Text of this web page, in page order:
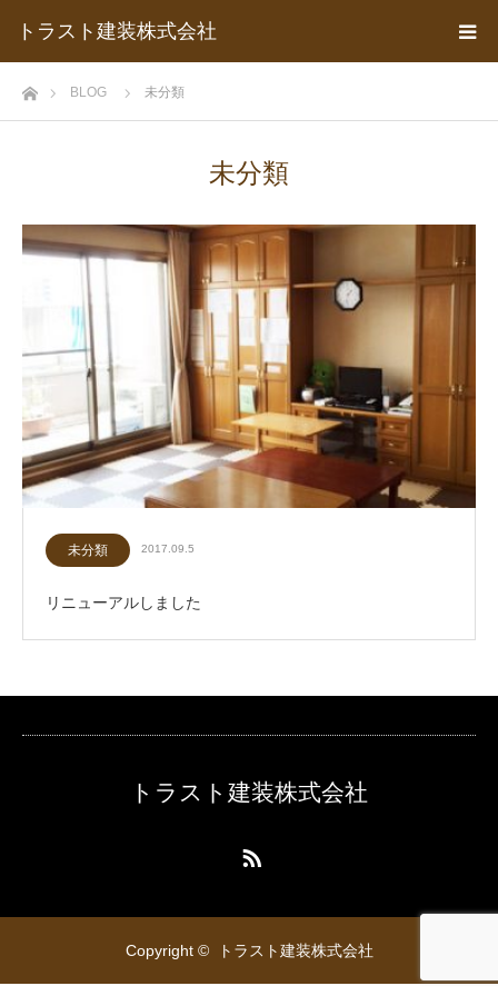
トラスト建装株式会社
ホームBLOG 未分類
未分類
未分類 2017.09.5
リニューアルしました
トラスト建装株式会社
Copyright © トラスト建装株式会社